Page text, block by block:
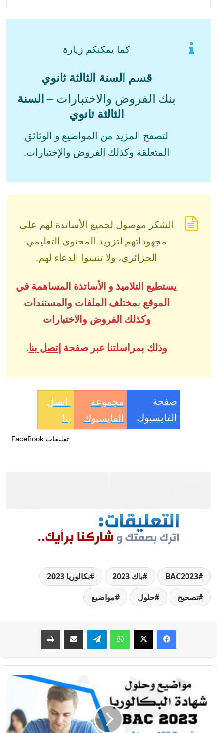
كما يمكنكم زيارة
قسم السنة الثالثة ثانوي
بنك الفروض والاختبارات – السنة
الثالثة ثانوي
لتصفح المزيد من المواضيع و الوثائق
المتعلقة وكذلك الفروض والإختبارات.
الشكر موصول لجميع الأساتذة لهم على
مجهوداتهم لتزويد المحتوى التعليمي
الجزائري، ولا تنسوا الدعاء لهم.
يستطيع التلاميذ و الأساتذة المساهمة في
الموقع بمختلف الملفات والمستندات
وكذلك الفروض والاختبارات
وذلك بمراسلتنا عبر صفحة إتصل بنا.
صفحة
الفايسبوك
مجموعة
الفايسبوك
اتصل
بنا
تعليقات FaceBook
BAC2023 باك 2023
بكالوريا 2023
تصحيح
حلول مواضيع
فيسبوك
‫X واتسابتيلقراممشاركة عبر البريد طباعة
موضوع
الفيزيائية
بكالوريا
2023